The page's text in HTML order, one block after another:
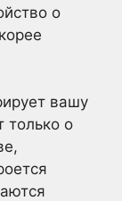
о
вашу
только о